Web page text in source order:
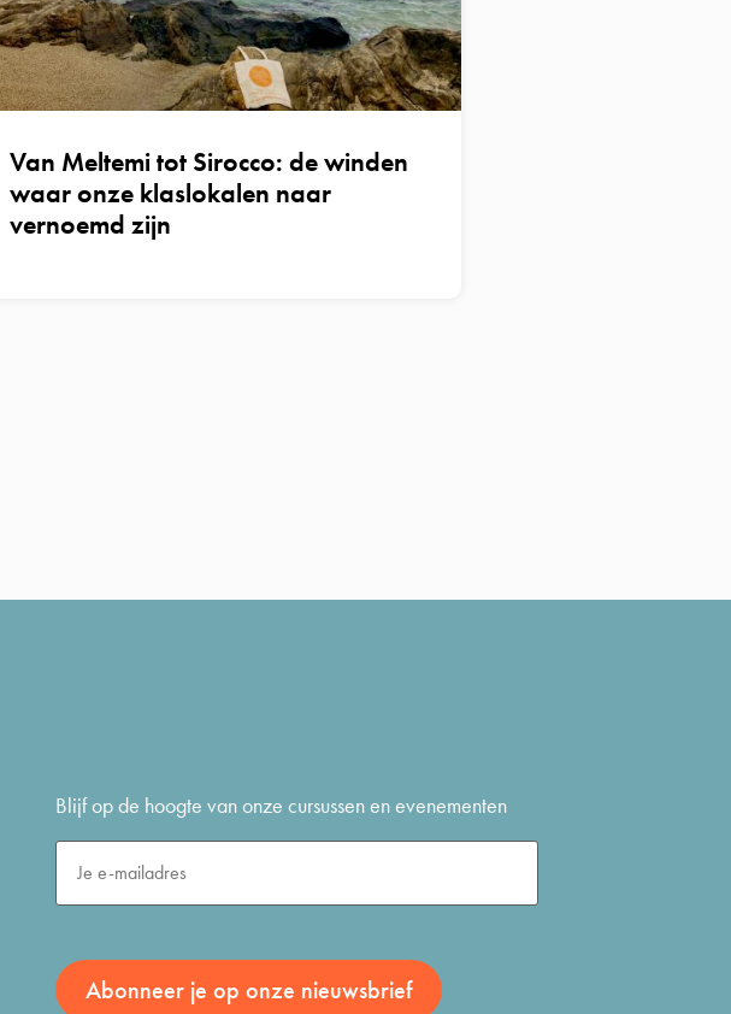
Van Meltemi tot Sirocco: de winden
waar onze klaslokalen naar
vernoemd zijn
Blijf op de hoogte van onze cursussen en evenementen